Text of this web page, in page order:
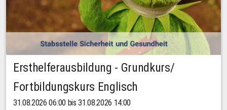
Ersthelferausbildung - Grundkurs/
Fortbildungskurs Englisch
31.08.2026 06:00 bis 31.08.2026 14:00